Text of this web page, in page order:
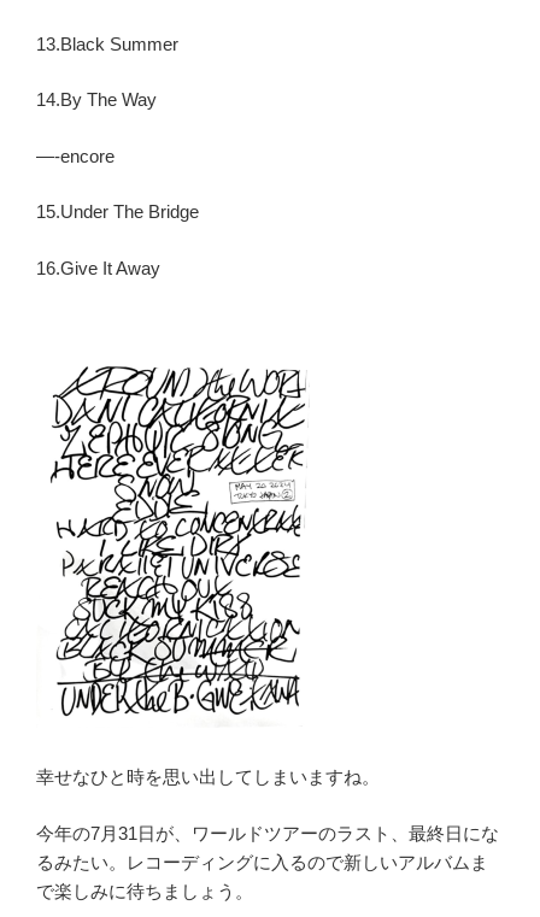
13.Black Summer
14.By The Way
—-encore
15.Under The Bridge
16.Give It Away
幸せなひと時を思い出してしまいますね。
今年の7月31日が、ワールドツアーのラスト、最終日にな
るみたい。レコーディングに入るので新しいアルバムま
で楽しみに待ちましょう。